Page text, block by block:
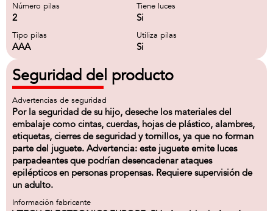
Número pilas
2
Tiene luces
Si
Tipo pilas
AAA
Utiliza pilas
Si
Seguridad del producto
Advertencias de seguridad
Por la seguridad de su hijo, deseche los materiales del
embalaje como cintas, cuerdas, hojas de plástico, alambres,
etiquetas, cierres de seguridad y tornillos, ya que no forman
parte del juguete. Advertencia: este juguete emite luces
parpadeantes que podrían desencadenar ataques
epilépticos en personas propensas. Requiere supervisión de
un adulto.
Información fabricante